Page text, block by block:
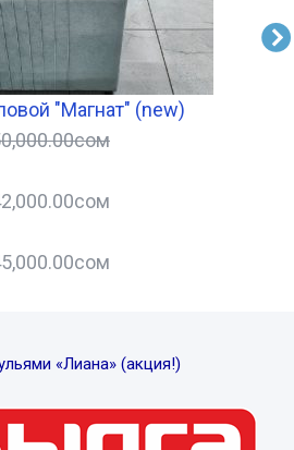
"Магнат" (new)
сом
сом
сом
«Лиана» (акция!)